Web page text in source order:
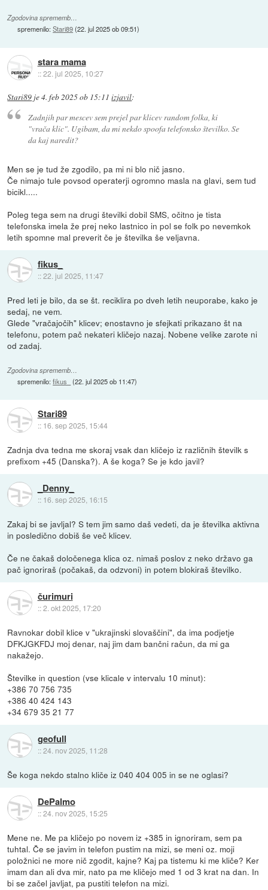
Zgodovina sprememb…
spremenilo:Stari89(22. jul 2025 ob 09:51)
stara mama
::22. jul 2025, 10:27
Stari89 je4. feb 2025 ob 15:11 izjavil:
Zadnjih par mescev sem prejel par klicev random folka, ki
"vrača klic". Ugibam, da mi nekdo spoofa telefonsko številko. Se
da kaj naredit?
Men se je tud že zgodilo, pa mi ni blo nič jasno.
Če nimajo tule povsod operaterji ogromno masla na glavi, sem tud
bicikl.....
Poleg tega sem na drugi številki dobil SMS, očitno je tista
telefonska imela že prej neko lastnico in pol se folk po nevemkok
letih spomne mal preverit če je številka še veljavna.
fikus_
::22. jul 2025, 11:47
Pred leti je bilo, da se št. reciklira po dveh letih neuporabe, kako je
sedaj, ne vem.
Glede "vračajočih" klicev; enostavno je sfejkati prikazano št na
telefonu, potem pač nekateri kličejo nazaj. Nobene velike zarote ni
od zadaj.
Zgodovina sprememb…
spremenilo:fikus_ (22. jul 2025 ob 11:47)
Stari89
:: 16. sep 2025, 15:44
Zadnja dva tedna me skoraj vsak dan kličejo iz različnih številk s
prefixom +45 (Danska?). A še koga? Se je kdo javil?
_Denny_
:: 16. sep 2025, 16:15
Zakaj bi se javljal? S tem jim samo daš vedeti, da je številka aktivna
in posledično dobiš še več klicev.
Če ne čakaš določenega klica oz. nimaš poslov z neko državo ga
pač ignoriraš (počakaš, da odzvoni) in potem blokiraš številko.
čurimuri
::2. okt 2025, 17:20
Ravnokar dobil klice v "ukrajinski slovaščini", da ima podjetje
DFKJGKFDJ moj denar, naj jim dam bančni račun, da mi ga
nakažejo.
Številke in question (vse klicale v intervalu 10 minut):
+386 70 756 735
+386 40 424 143
+34 679 35 21 77
geofull
::24. nov 2025, 11:28
Še koga nekdo stalno kliče iz 040 404 005 in se ne oglasi?
DePalmo
::24. nov 2025, 15:25
Mene ne. Me pa kličejo po novem iz +385 in ignoriram, sem pa
tuhtal. Če se javim in telefon pustim na mizi, se meni oz. moji
položnici ne more nič zgodit, kajne? Kaj pa tistemu ki me kliče? Ker
imam dan ali dva mir, nato pa me kličejo med 1 od 3 krat na dan. In
bi se začel javljat, pa pustiti telefon na mizi.